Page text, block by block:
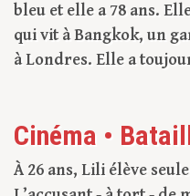
bleu et elle a 78 ans.
qui vit à Bangkok, un
à Londres. Elle a
Cinéma •
À 26 ans, Lili élève